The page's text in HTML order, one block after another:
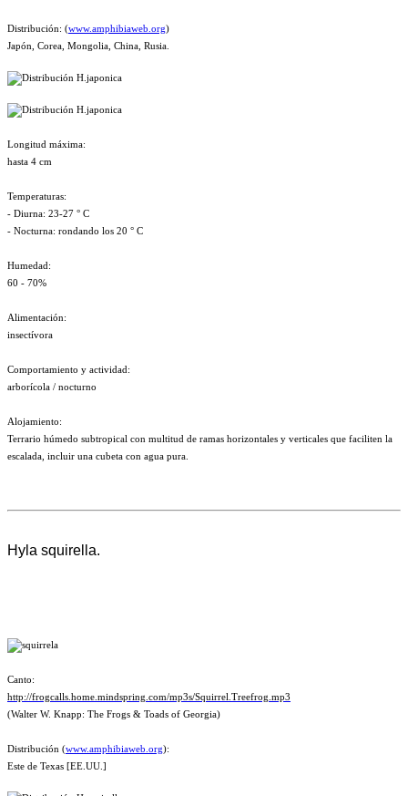
Distribución: (www.amphibiaweb.org)
Japón, Corea, Mongolia, China, Rusia.
Longitud máxima:
hasta 4 cm
Temperaturas:
- Diurna: 23-27 ° C
- Nocturna: rondando los 20 ° C
Humedad:
60 - 70%
Alimentación:
insectívora
Comportamiento y actividad:
arborícola / nocturno
Alojamiento:
Terrario húmedo subtropical con multitud de ramas horizontales y verticales que faciliten la
escalada, incluir una cubeta con agua pura.
Hyla squirella.
Canto:
http://frogcalls.home.mindspring.com/mp3s/Squirrel.Treefrog.mp3
(Walter W. Knapp: The Frogs & Toads of Georgia)
Distribución (www.amphibiaweb.org):
Este de Texas [EE.UU.]